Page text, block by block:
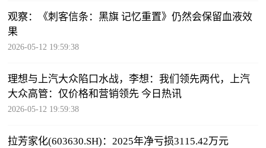
观察：《刺客信条：黑旗 记忆重置》仍然会保留血液效
果
2026-05-12 19:59:38
理想与上汽大众陷口水战，李想：我们领先两代，上汽
大众高管：仅价格和营销领先 今日热讯
2026-05-12 19:59:38
拉芳家化(603630.SH)：2025年净亏损3115.42万元